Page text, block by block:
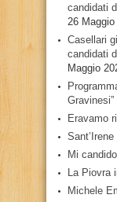
candidati
26 Maggio
Casellari
candidati
Maggio
Gravinesi”
Eravamo
Mi
La Piovra
Michele